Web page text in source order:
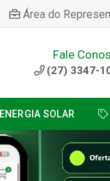
Área do
Fale
(27) 3347-
ENERGIA SOLAR